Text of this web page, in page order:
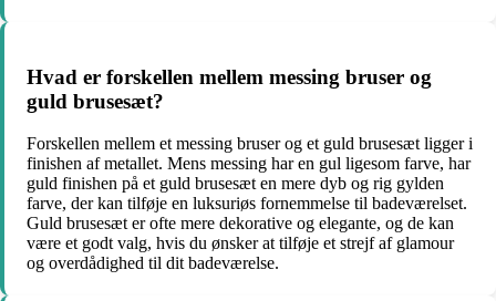
Hvad er forskellen mellem messing bruser og
guld brusesæt?
Forskellen mellem et messing bruser og et guld brusesæt ligger i
finishen af metallet. Mens messing har en gul ligesom farve, har
guld finishen på et guld brusesæt en mere dyb og rig gylden
farve, der kan tilføje en luksuriøs fornemmelse til badeværelset.
Guld brusesæt er ofte mere dekorative og elegante, og de kan
være et godt valg, hvis du ønsker at tilføje et strejf af glamour
og overdådighed til dit badeværelse.